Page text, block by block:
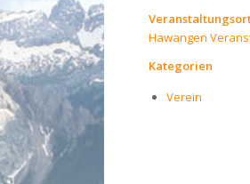
Hawangen
Kategorien
Verein